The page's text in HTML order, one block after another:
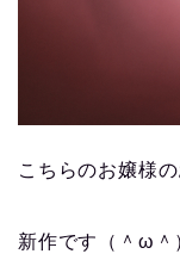
こちらのお嬢様
新作です（＾ω＾